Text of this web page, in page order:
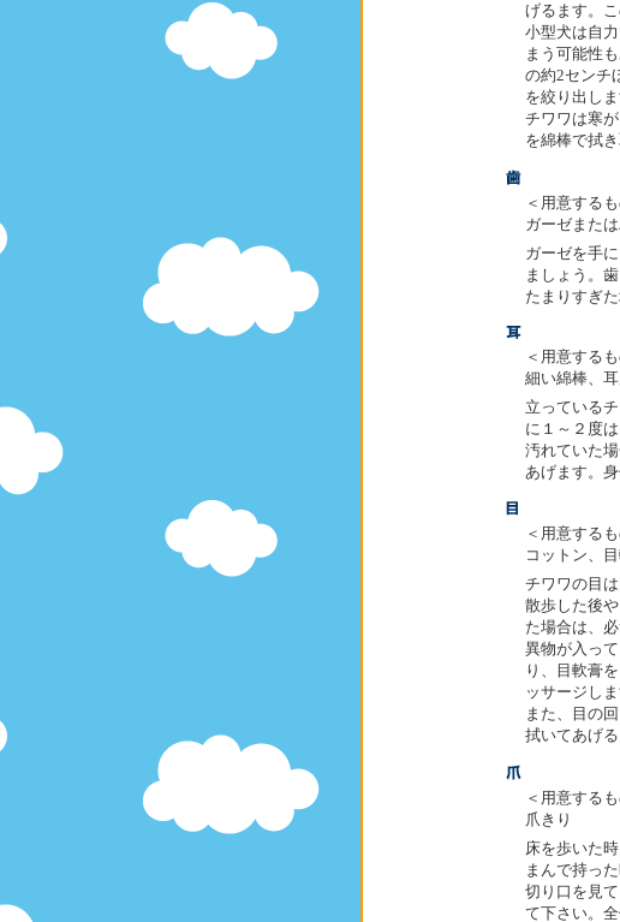
げるます。
小型犬は自
まう可能性
の約2センチ
を絞り出しま
チワワは寒
を綿棒で拭
＜ 用意するも
ガーゼまた
ガーゼを手
ましょう。
たまりすぎ
＜ 用意するも
細い綿棒、
立っている
に１～２度
汚れていた
あげます。
＜用意する
コットン、
チワワの目
散歩した後
た場合は、
異物が入っ
り、目軟膏
ッサージしま
また、目の
拭いてあげる
＜用意する
爪きり
床を歩いた
まんで持っ
切り口を見
て下さい。